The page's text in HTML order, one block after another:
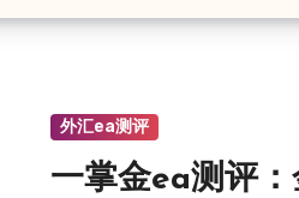
外汇ea测评
一掌金ea测评